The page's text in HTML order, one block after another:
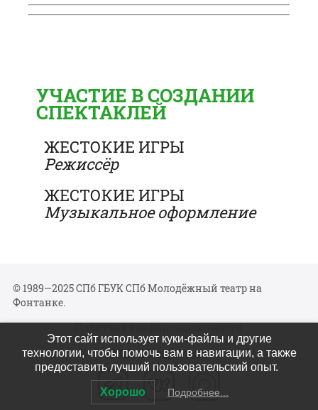
УЧАСТИЕ В СОЗДАНИИ
СПЕКТАКЛЕЙ
ЖЕСТОКИЕ ИГРЫ
Режиссёр
ЖЕСТОКИЕ ИГРЫ
Музыкальное оформление
© 1989—2025 СПб ГБУК СПб Молодёжный театр на
Фонтанке.
Мы в соцсетях
Этот сайт использует куки-файлы и другие
технологии, чтобы помочь вам в навигации, а также
предоставить лучший пользовательский опыт.
Хорошо Подробнее...